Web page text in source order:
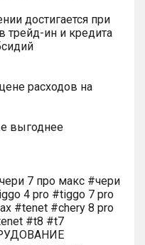
достигается при
трейд-ин и кредита
расходов на
выгоднее
7 про макс #чери
4 pro #tiggo 7 pro
#tenet #chery 8 pro
#t8 #t7